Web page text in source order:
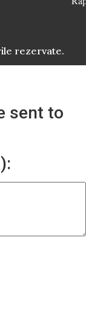
rezervate.
sent to